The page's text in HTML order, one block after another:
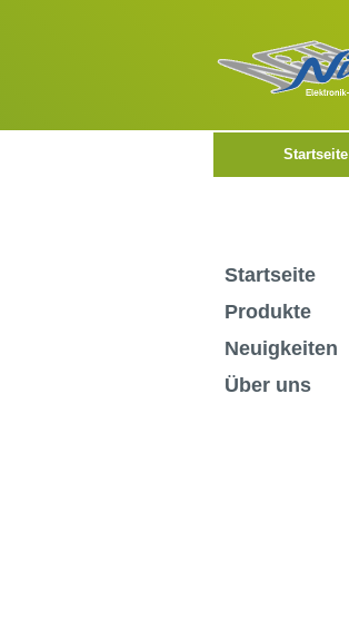
Startseite
Startseite
Produkte
Neuigkeiten
Über uns